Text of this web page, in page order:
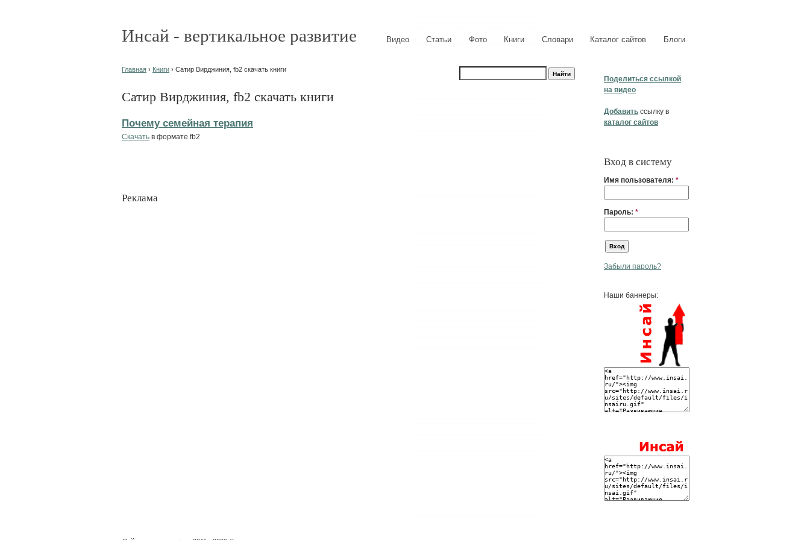
Инсай - вертикальное развитие Видео Статьи Фото Книги Словари Каталог сайтов Блоги
Поделиться ссылкой
на видео
Добавить ссылку в
каталог сайтов
Вход в систему
Имя пользователя: *
Пароль: *
Забыли пароль?
Наши баннеры:
Главная › Книги › Сатир Вирджиния, fb2 скачать книги
Сатир Вирджиния, fb2 скачать книги
Почему семейная терапия
Скачать в формате fb2
Реклама